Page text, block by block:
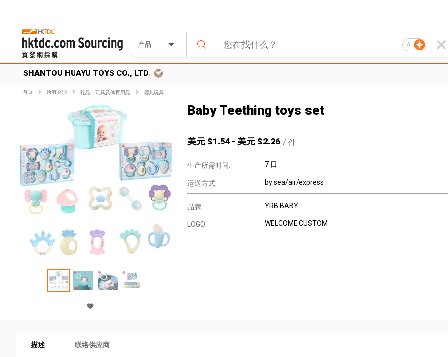
产品 AI
SHANTOU HUAYU TOYS CO., LTD.
首页 所有类別 礼品，玩具及体育用品 婴儿玩具
Baby Teething toys set
美元 $1.54- 美元 $2.26 / 件
生产所需时间: 7 日
运送方式: by sea/air/express
品牌: YRB BABY
LOGO: WELCOME CUSTOM
描述 联络供应商